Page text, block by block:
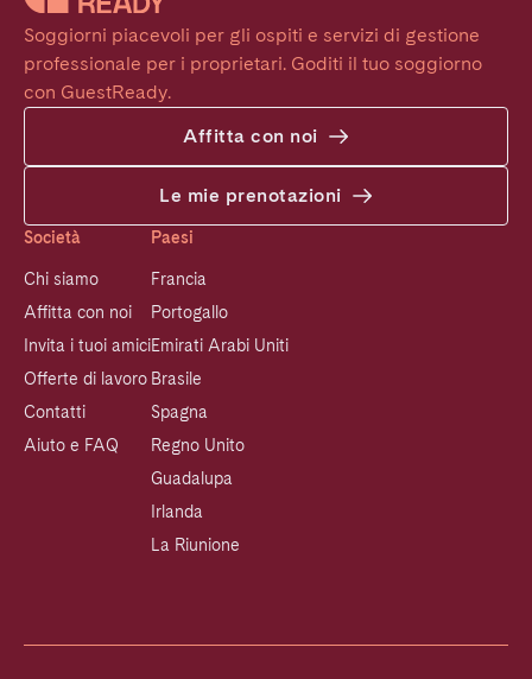
Soggiorni piacevoli per gli ospiti e servizi di gestione
professionale per i proprietari. Goditi il tuo soggiorno
con GuestReady.
Affitta con noi
Le mie prenotazioni
Società
Chi siamo
Affitta con noi
Invita i tuoi amici
Offerte di lavoro
Contatti
Aiuto e FAQ
Paesi
Francia
Portogallo
Emirati Arabi Uniti
Brasile
Spagna
Regno Unito
Guadalupa
Irlanda
La Riunione